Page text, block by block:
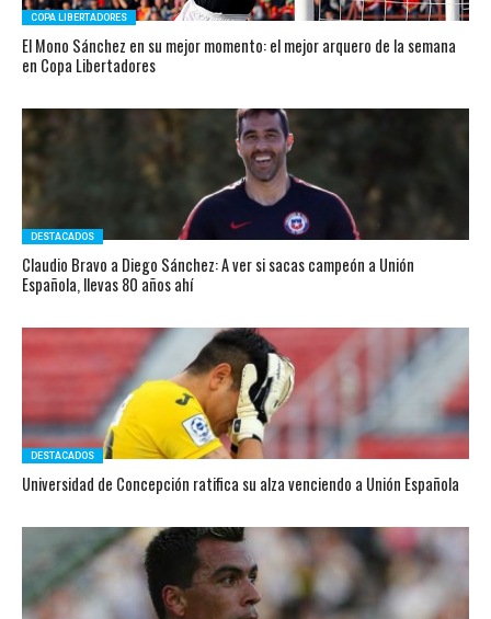
COPA LIBERTADORES
El Mono Sánchez en su mejor momento: el mejor arquero de la semana
en Copa Libertadores
DESTACADOS
Claudio Bravo a Diego Sánchez: A ver si sacas campeón a Unión
Española, llevas 80 años ahí
DESTACADOS
Universidad de Concepción ratifica su alza venciendo a Unión Española